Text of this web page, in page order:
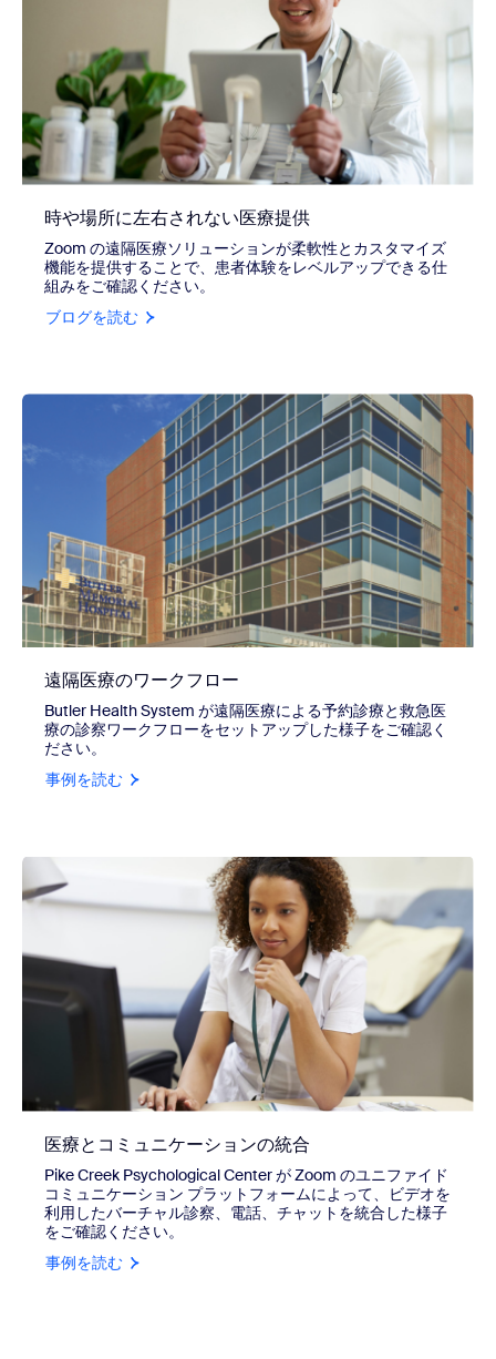
時や場所に左右されない医療提供
Zoom の遠隔医療ソリューションが柔軟性とカスタマイズ
機能を提供することで、患者体験をレベルアップできる仕
組みをご確認ください。
ブログを読む
遠隔医療のワークフロー
Butler Health System が遠隔医療による予約診療と救急医
療の診察ワークフローをセットアップした様子をご確認く
ださい。
事例を読む
医療とコミュニケーションの統合
Pike Creek Psychological Center が Zoom のユニファイド
コミュニケーション プラットフォームによって、ビデオを
利用したバーチャル診察、電話、チャットを統合した様子
をご確認ください。
事例を読む